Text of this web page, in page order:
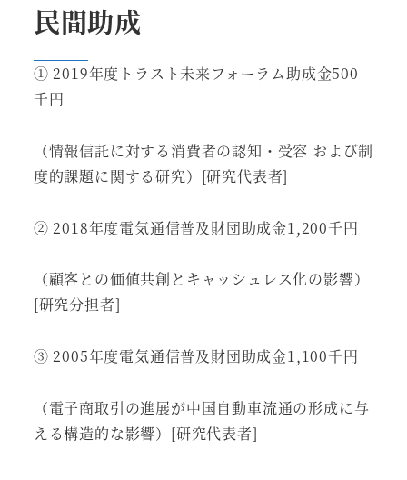
民間助成
① 2019年度トラスト未来フォーラム助成金500
千円
（情報信託に対する消費者の認知・受容 および制
度的課題に関する研究）[研究代表者]
② 2018年度電気通信普及財団助成金1,200千円
（顧客との価値共創とキャッシュレス化の影響）
[研究分担者]
③ 2005年度電気通信普及財団助成金1,100千円
（電子商取引の進展が中国自動車流通の形成に与
える構造的な影響）[研究代表者]